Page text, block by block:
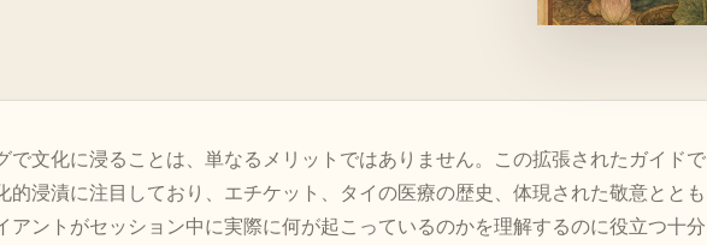
で文化に浸ることは、単なるメリットではありません。この拡張されたガイドで
的浸漬に注目しており、エチケット、タイの医療の歴史、体現された敬意ととも
アントがセッション中に実際に何が起こっているのかを理解するのに役立つ十分